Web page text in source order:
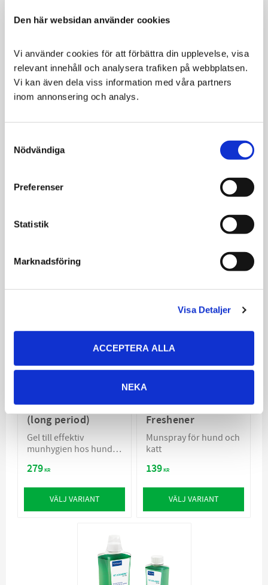
Den här websidan använder cookies
Vi använder cookies för att förbättra din upplevelse, visa
relevant innehåll och analysera trafiken på webbplatsen.
Vi kan även dela viss information med våra partners
inom annonsering och analys.
Selection
Nödvändiga
Preferenser
Statistik
Marknadsföring
Visa Detaljer
ACCEPTERA ALLA
NEKA
Aptus Plaque
För renare tänder och
239KR
ICF Stomodine LP
(long period)
Gel till effektiv
munhygien hos hund
279KR
VÄLJ VARIANT
Petosan Breath
Freshener
Munspray för hund och
katt
139KR
VÄLJ VARIANT